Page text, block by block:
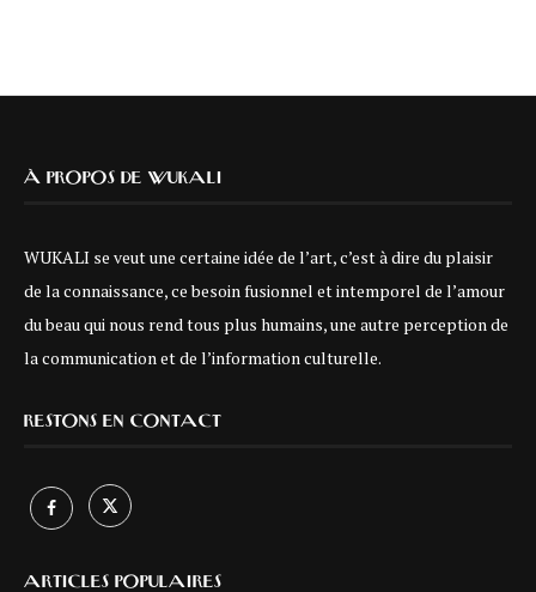
À PROPOS DE WUKALI
WUKALI se veut une certaine idée de l’art, c’est à dire du plaisir
de la connaissance, ce besoin fusionnel et intemporel de l’amour
du beau qui nous rend tous plus humains, une autre perception de
la communication et de l’information culturelle.
RESTONS EN CONTACT
ARTICLES POPULAIRES